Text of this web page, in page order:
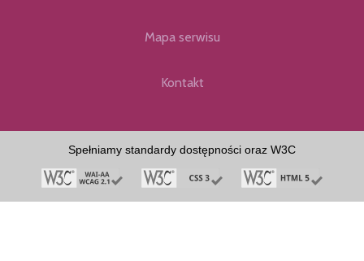
Mapa serwisu
Kontakt
Spełniamy standardy dostępności oraz W3C